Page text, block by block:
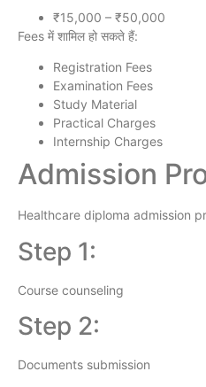
₹15,000 – ₹50,000
Fees में शामिल हो सकते हैं:
Registration Fees
Examination Fees
Study Material
Practical Charges
Internship Charges
Admission
Healthcare diploma admission
Step 1:
Course counseling
Step 2:
Documents submission